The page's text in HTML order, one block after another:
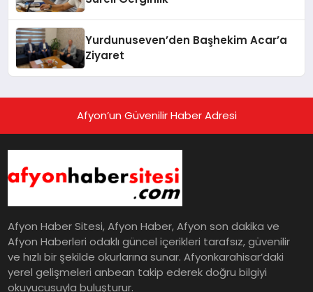
Yurdunuseven’den Başhekim Acar’a
Ziyaret
Afyon’un Güvenilir Haber Adresi
Afyon Haber Sitesi, Afyon Haber, Afyon son dakika ve
Afyon Haberleri odaklı güncel içerikleri tarafsız, güvenilir
ve hızlı bir şekilde okurlarına sunar. Afyonkarahisar’daki
yerel gelişmeleri anbean takip ederek doğru bilgiyi
okuyucusuyla buluşturur.